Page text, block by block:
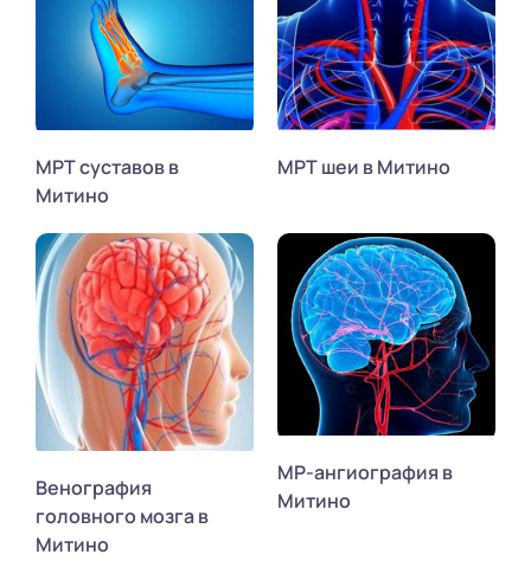
МРТ суставов в
Митино
МРТ шеи в Митино
Венография
головного мозга в
Митино
МР-ангиография в
Митино